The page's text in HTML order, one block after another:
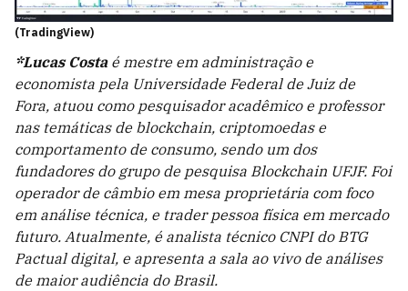
(TradingView)
*Lucas Costaé mestre em administração e
economista pela Universidade Federal de Juiz de
Fora, atuou como pesquisador acadêmico e professor
nas temáticas de blockchain, criptomoedas e
comportamento de consumo, sendo um dos
fundadores do grupo de pesquisa Blockchain UFJF. Foi
operador de câmbio em mesa proprietária com foco
em análise técnica, e trader pessoa física em mercado
futuro. Atualmente, é analista técnico CNPI do BTG
Pactual digital, e apresenta a sala ao vivo de análises
de maior audiência do Brasil.